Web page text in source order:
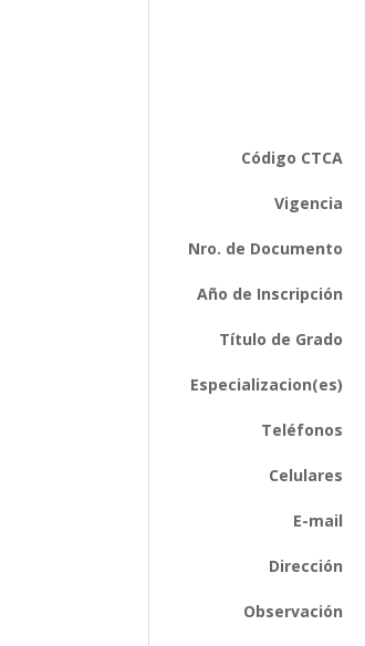
Código CTCA
Vigencia
Nro. de Documento
Año de Inscripción
Título de Grado
Especializacion(es)
Teléfonos
Celulares
E-mail
Dirección
Observación